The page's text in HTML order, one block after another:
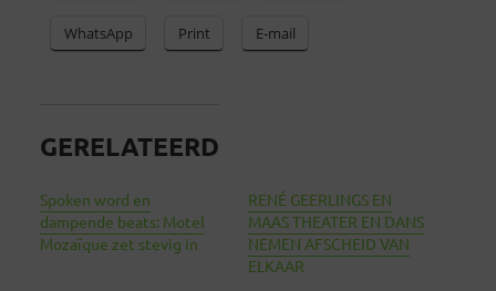
WhatsApp Print E-mail
GERELATEERD
Spoken word en
dampende beats: Motel
Mozaïque zet stevig in
RENÉ GEERLINGS EN
MAAS THEATER EN DANS
NEMEN AFSCHEID VAN
ELKAAR